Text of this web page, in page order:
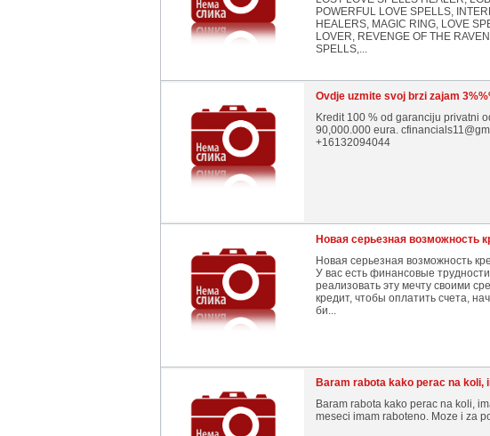
POWERFUL LOVE SPELLS,
HEALERS, MAGIC RING, LOVE
LOVER, REVENGE OF THE
SPELLS,...
Ovdje uzmite svoj brzi zajam
Kredit 100 % od garanciju privatni
90,000.000 eura.
+16132094044
Новая серьезная возможность
Новая серьезная возможность
У вас есть финансовые
реализовать эту мечту своими
кредит, чтобы оплатить счета,
би...
Baram rabota kako perac na koli,
Baram rabota kako perac na koli,
meseci imam raboteno. Moze i za